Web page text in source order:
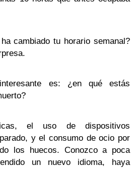
cambiado tu horario semanal?
es: ¿en qué estás
el uso de dispositivos
y el consumo de ocio por
los huecos. Conozco a poca
un nuevo idioma, haya